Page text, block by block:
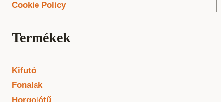
Cookie Policy
Termékek
Kifutó
Fonalak
Horgolótű